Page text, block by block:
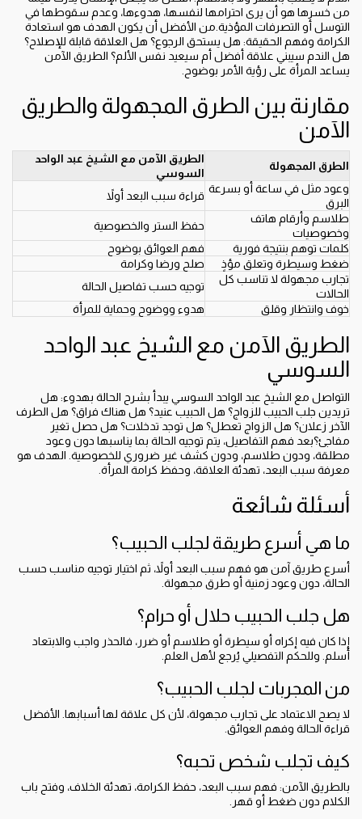
من خسرها هو أن يرى احترامها لنفسها، هدوءها، وعدم سقوطها في
التوسل أو التصرفات المؤذية.من الأفضل أن يكون الهدف هو استعادة
الكرامة وفهم الحقيقة: هل يستحق الرجوع؟ هل العلاقة قابلة للإصلاح؟
هل الندم سيبني علاقة أفضل أم سيعيد نفس الألم؟ الطريق الآمن
يساعد المرأة على رؤية الأمر بوضوح.
مقارنة بين الطرق المجهولة والطريق
الآمن
الطرق المجهولة
الطريق الآمن مع الشيخ عبد الواحد
السوسي
وعود مثل في ساعة أو بسرعة
البرق
قراءة سبب البعد أولاً
طلاسم وأرقام هاتف
وخصوصيات
حفظ الستر والخصوصية
كلمات توهم بنتيجة فورية
فهم العوائق بوضوح
ضغط وسيطرة وتعلق مؤذٍ
صلح ورضا وكرامة
تجارب مجهولة لا تناسب كل
الحالات
توجيه حسب تفاصيل الحالة
خوف وانتظار وقلق
هدوء ووضوح وحماية للمرأة
الطريق الآمن مع الشيخ عبد الواحد
السوسي
التواصل مع الشيخ عبد الواحد السوسي يبدأ بشرح الحالة بهدوء: هل
تريدين جلب الحبيب للزواج؟ هل الحبيب عنيد؟ هل هناك فراق؟ هل الطرف
الآخر زعلان؟ هل الزواج تعطل؟ هل توجد تدخلات؟ هل حصل تغير
مفاجئ؟بعد فهم التفاصيل، يتم توجيه الحالة بما يناسبها دون وعود
مطلقة، ودون طلاسم، ودون كشف غير ضروري للخصوصية. الهدف هو
معرفة سبب البعد، تهدئة العلاقة، وحفظ كرامة المرأة.
أسئلة شائعة
ما هي أسرع طريقة لجلب الحبيب؟
أسرع طريق آمن هو فهم سبب البعد أولاً، ثم اختيار توجيه مناسب حسب
الحالة، دون وعود زمنية أو طرق مجهولة.
هل جلب الحبيب حلال أو حرام؟
إذا كان فيه إكراه أو سيطرة أو طلاسم أو ضرر، فالحذر واجب والابتعاد
أسلم. وللحكم التفصيلي يُرجع لأهل العلم.
من المجربات لجلب الحبيب؟
لا يصح الاعتماد على تجارب مجهولة، لأن كل علاقة لها أسبابها. الأفضل
قراءة الحالة وفهم العوائق.
كيف تجلب شخص تحبه؟
بالطريق الآمن: فهم سبب البعد، حفظ الكرامة، تهدئة الخلاف، وفتح باب
الكلام دون ضغط أو قهر.